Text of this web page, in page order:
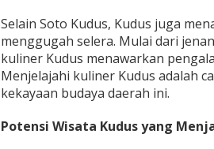
Selain Soto Kudus, Kudus juga
menggugah selera. Mulai dari
kuliner Kudus menawarkan
Menjelajahi kuliner Kudus adalah
kekayaan budaya daerah ini.
Potensi Wisata Kudus yang